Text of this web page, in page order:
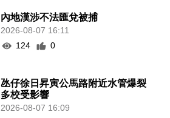
內地漢涉不法匯兌被捕
2026-08-07 16:11
124
0
氹仔徐日昇寅公馬路附近水管爆裂
多校受影響
2026-08-07 16:09